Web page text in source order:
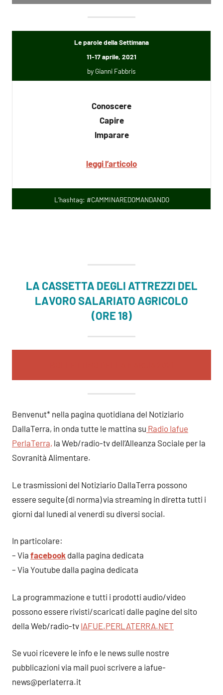
Le parole della Settimana
11-17 aprile, 2021
by Gianni Fabbris
Conoscere
Capire
Imparare
leggi l’articolo
L’hashtag: #CAMMINAREDOMANDANDO
LA CASSETTA DEGLI ATTREZZI DEL
LAVORO SALARIATO AGRICOLO
(ORE 18)
Benvenut* nella pagina quotidiana del Notiziario
DallaTerra, in onda tutte le mattina su Radio Iafue
PerlaTerra, la Web/radio-tv dell’Alleanza Sociale per la
Sovranità Alimentare.
Le trasmissioni del Notiziario DallaTerra possono
essere seguite (di norma) via streaming in diretta tutti i
giorni dal lunedi al venerdi su diversi social.
In particolare:
– Via facebook dalla pagina dedicata
– Via Youtube dalla pagina dedicata
La programmazione e tutti i prodotti audio/video
possono essere rivisti/scaricati dalle pagine del sito
della Web/radio-tv IAFUE.PERLATERRA.NET
Se vuoi ricevere le info e le news sulle nostre
pubblicazioni via mail puoi scrivere a iafue-
news@perlaterra.it